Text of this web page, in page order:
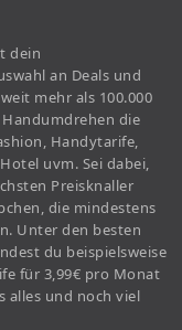
dein
an Deals und
mehr als 100.000
die
Handytarife,
uvm. Sei dabei,
Preisknaller
die mindestens
Unter den besten
du beispielsweise
für 3,99€ pro Monat
alles und noch viel